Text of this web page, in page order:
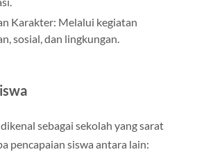
Karakter: Melalui kegiatan
sosial, dan lingkungan.
sebagai sekolah yang sarat
pencapaian siswa antara lain: